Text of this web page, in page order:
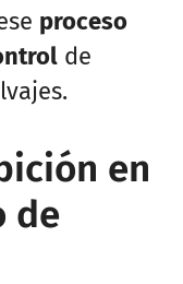
proceso
de
en
de